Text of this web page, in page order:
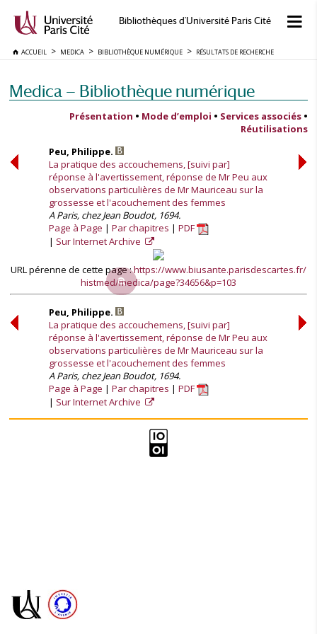
Bibliothèques d'Université Paris Cité
ACCUEIL MEDICA BIBLIOTHÈQUE NUMÉRIQUE RÉSULTATS DE RECHERCHE
Medica — Bibliothèque numérique
Présentation • Mode d’emploi • Services associés •
Réutilisations
Peu, Philippe.
La pratique des accouchemens, [suivi par]
réponse à l'avertissement, réponse de Mr Peu aux
observations particulières de Mr Mauriceau sur la
grossesse et l'acouchement des femmes
A Paris, chez Jean Boudot, 1694.
Page à Page
Par chapitres
PDF
Sur Internet Archive
URL pérenne de cette page :https://www.biusante.parisdescartes.fr/
histmed/medica/page?34656&p=103
Peu, Philippe.
La pratique des accouchemens, [suivi par]
réponse à l'avertissement, réponse de Mr Peu aux
observations particulières de Mr Mauriceau sur la
grossesse et l'acouchement des femmes
A Paris, chez Jean Boudot, 1694.
Page à Page
Par chapitres
PDF
Sur Internet Archive